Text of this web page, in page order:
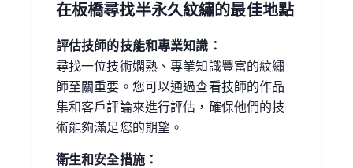
在板橋尋找半永久紋繡的最佳地點
評估技師的技能和專業知識：
尋找一位技術嫻熟、專業知識豐富的紋繡
師至關重要。您可以通過查看技師的作品
集和客戶評論來進行評估，確保他們的技
術能夠滿足您的期望。
衛生和安全措施：